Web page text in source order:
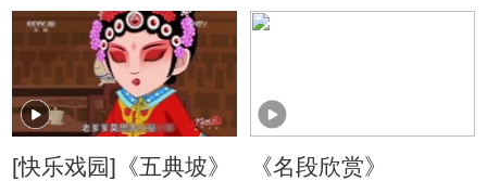
慧荣 赵素敏
[快乐戏园]《五典坡》
《名段欣赏》